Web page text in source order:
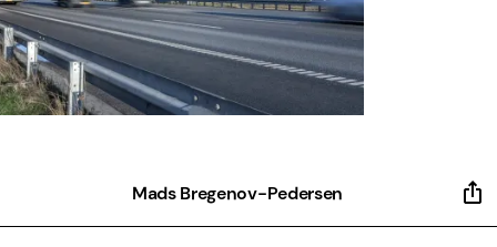
Mads Bregenov-Pedersen